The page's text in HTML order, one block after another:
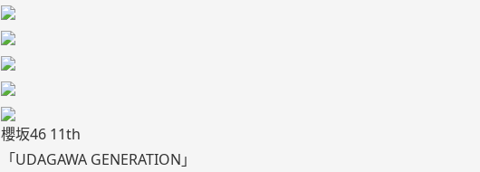
櫻坂46 11th
「UDAGAWA GENERATION」